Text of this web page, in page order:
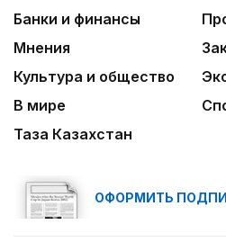
Банки и финансы
Мнения
Культура и общество
В мире
Таза Казахстан
ОФОРМИТЬ